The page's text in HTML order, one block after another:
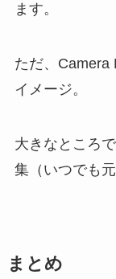
ます。
ただ、Camera
イメージ。
大きなところ
集（いつでも
まとめ